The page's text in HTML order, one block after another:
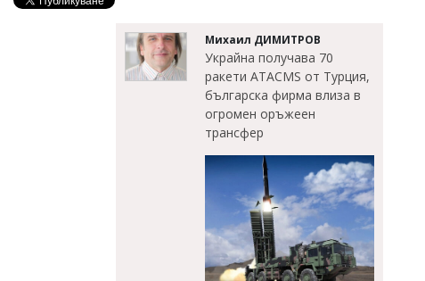
Михаил ДИМИТРОВ
Украйна получава 70
ракети ATACMS от Турция,
българска фирма влиза в
огромен оръжеен
трансфер